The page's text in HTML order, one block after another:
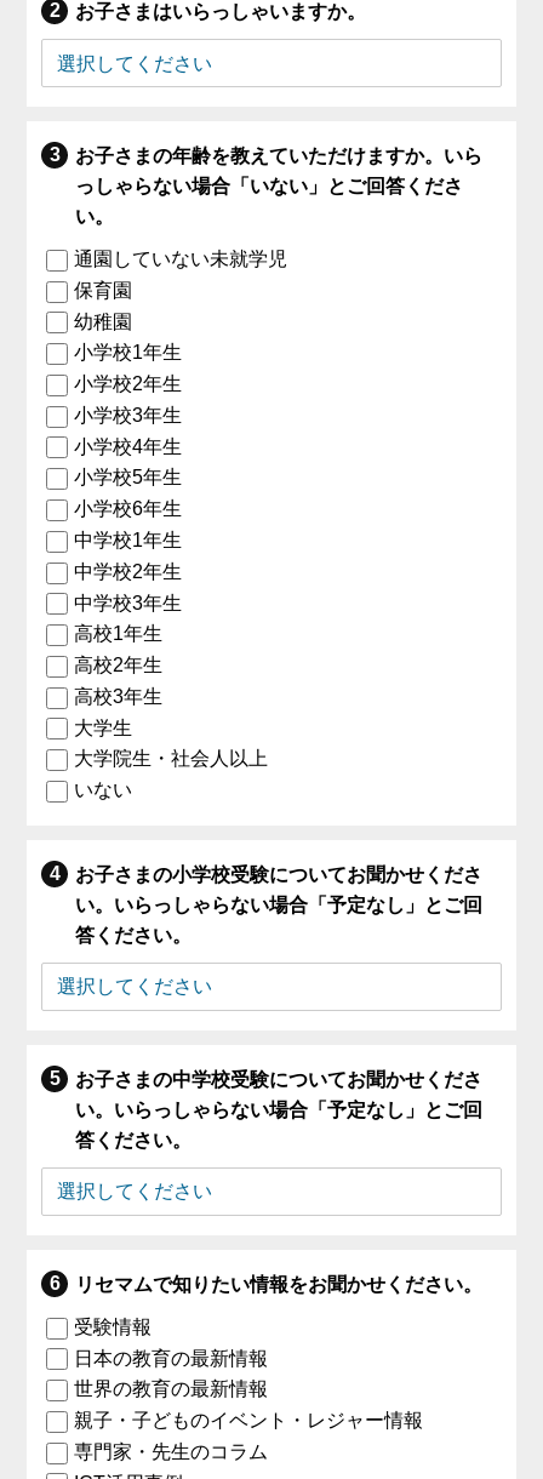
お子さまはいらっしゃいますか。
お子さまの年齢を教えていただけますか。いら
っしゃらない場合「いない」とご回答くださ
い。
通園していない未就学児
保育園
幼稚園
小学校1年生
小学校2年生
小学校3年生
小学校4年生
小学校5年生
小学校6年生
中学校1年生
中学校2年生
中学校3年生
高校1年生
高校2年生
高校3年生
大学生
大学院生・社会人以上
いない
お子さまの小学校受験についてお聞かせくださ
い。いらっしゃらない場合「予定なし」とご回
答ください。
お子さまの中学校受験についてお聞かせくださ
い。いらっしゃらない場合「予定なし」とご回
答ください。
リセマムで知りたい情報をお聞かせください。
受験情報
日本の教育の最新情報
世界の教育の最新情報
親子・子どものイベント・レジャー情報
専門家・先生のコラム